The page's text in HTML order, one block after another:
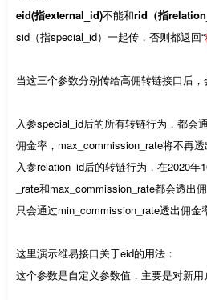
eid(指external_id)不能和rid（指
sid（指special_id）一起传，否则都返回“
当这三个参数分别传给高佣转链接口后，
入参special_id后的所有转链行为，都会
佣金率，max_commission_rate将不再透
入参relation_id后的转链行为，在2020
_rate和max_commission_rate都会透出
只会通过min_commission_rate透出佣金
这里演示维易接口关于eid的用法：
这个参数是自定义参数值，主要是对新用